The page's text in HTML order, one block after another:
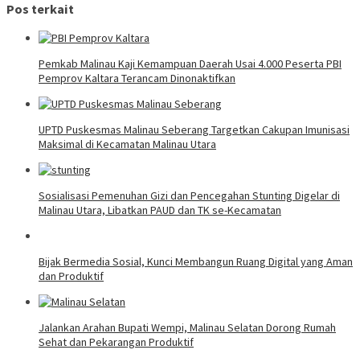
Pos terkait
Pemkab Malinau Kaji Kemampuan Daerah Usai 4.000 Peserta PBI
Pemprov Kaltara Terancam Dinonaktifkan
UPTD Puskesmas Malinau Seberang Targetkan Cakupan Imunisasi
Maksimal di Kecamatan Malinau Utara
Sosialisasi Pemenuhan Gizi dan Pencegahan Stunting Digelar di
Malinau Utara, Libatkan PAUD dan TK se-Kecamatan
Bijak Bermedia Sosial, Kunci Membangun Ruang Digital yang Aman
dan Produktif
Jalankan Arahan Bupati Wempi, Malinau Selatan Dorong Rumah
Sehat dan Pekarangan Produktif